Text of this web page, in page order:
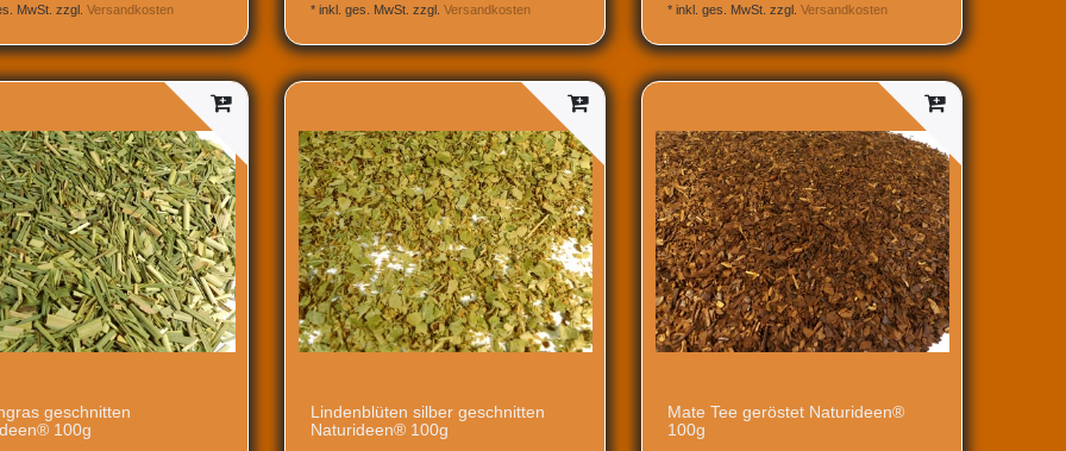
MwSt. zzgl. Versandkosten
* inkl. ges. MwSt. zzgl. Versandkosten
* inkl. ges. MwSt. zzgl. Versandkosten
geschnitten
100g
Lindenblüten silber geschnitten
Naturideen® 100g
Mate Tee geröstet Naturideen®
100g